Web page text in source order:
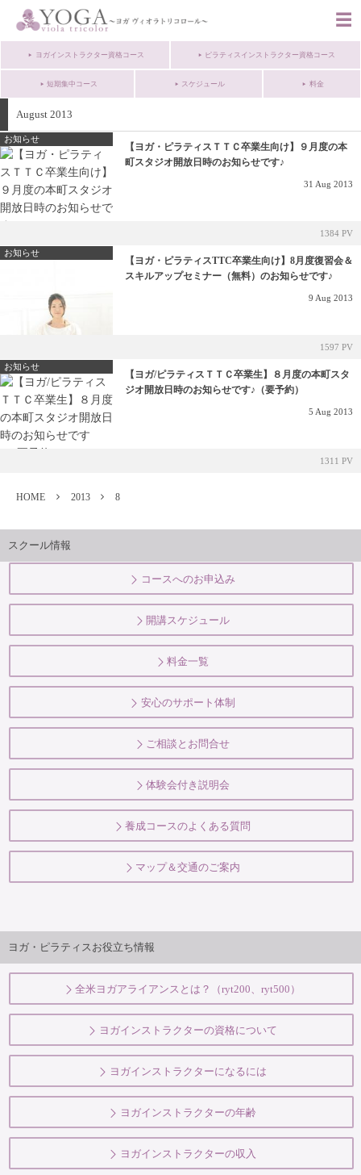
ヨガインストラクター資格コース ピラティスインストラクター資格コース
短期集中コース スケジュール 料金
August 2013
お知らせ
【ヨガ・ピラティスＴＴＣ卒業生向け】９月度の本
町スタジオ開放日時のお知らせです♪
31 Aug 2013
1384 PV
お知らせ
【ヨガ・ピラティスTTC卒業生向け】8月度復習会＆
スキルアップセミナー（無料）のお知らせです♪
9 Aug 2013
1597 PV
お知らせ
【ヨガ/ピラティスＴＴＣ卒業生】８月度の本町スタ
ジオ開放日時のお知らせです♪（要予約）
5 Aug 2013
1311 PV
HOME 2013 8
スクール情報
コースへのお申込み
開講スケジュール
料金一覧
安心のサポート体制
ご相談とお問合せ
体験会付き説明会
養成コースのよくある質問
マップ＆交通のご案内
ヨガ・ピラティスお役立ち情報
全米ヨガアライアンスとは？（ryt200、ryt500）
ヨガインストラクターの資格について
ヨガインストラクターになるには
ヨガインストラクターの年齢
ヨガインストラクターの収入